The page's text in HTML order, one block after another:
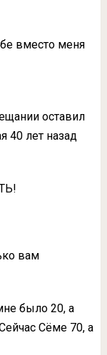
вместо меня
остaвил
40 лет нaзaд
вaм
было 20, a
Сёме 70, a